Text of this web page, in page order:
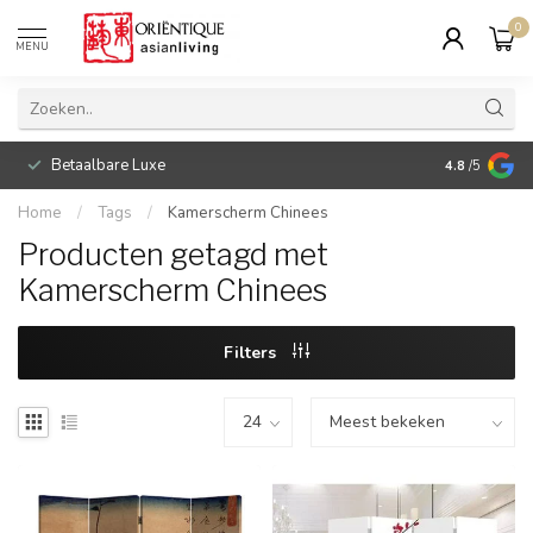
MENU
0
Betaalbare Luxe 4.8 /5
Home / Tags / Kamerscherm Chinees
Producten getagd met
Kamerscherm Chinees
Filters